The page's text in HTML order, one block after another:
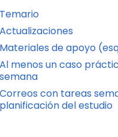
Temario
Actualizaciones
Materiales de apoyo
Al menos un caso
semana
Correos con tareas
planificación del estudio